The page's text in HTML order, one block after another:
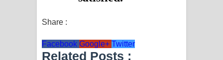
Share :
Facebook Google+ Twitter
Related Posts :